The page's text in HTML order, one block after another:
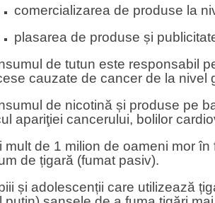
comercializarea de produse la
plasarea de produse și
de tutun este responsabil
cauzate de cancer de la nivel
de nicotină și produse pe
apariţiei cancerului, bolilor
mult de 1 milion de oameni mor
de țigară (fumat pasiv).
și adolescenții care utilizează